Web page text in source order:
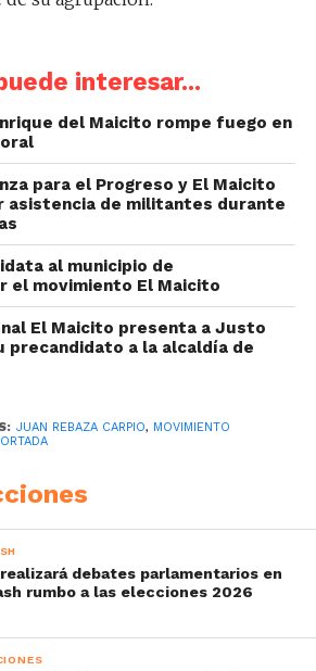
interesar...
del Maicito rompe fuego en
para el Progreso y El Maicito
asistencia de militantes durante
al municipio de
el movimiento El Maicito
El Maicito presenta a Justo
precandidato a la alcaldía de
JUAN REBAZA CARPIO, MOVIMIENTO
debates parlamentarios en
rumbo a las elecciones 2026